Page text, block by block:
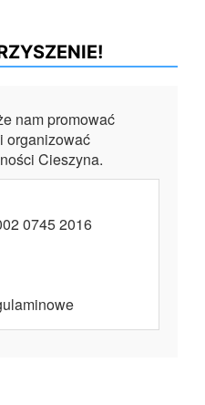
nam promować
organizować
Cieszyna.
0745 2016